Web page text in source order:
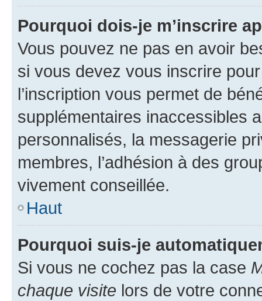
Pourquoi dois-je m’inscrire
Vous pouvez ne pas en avoir
si vous devez vous inscrire
l’inscription vous permet de
supplémentaires inaccessibles
personnalisés, la messagerie
membres, l’adhésion à des
vivement conseillée.
Haut
Pourquoi suis-je
Si vous ne cochez pas la case
chaque visite lors de votre